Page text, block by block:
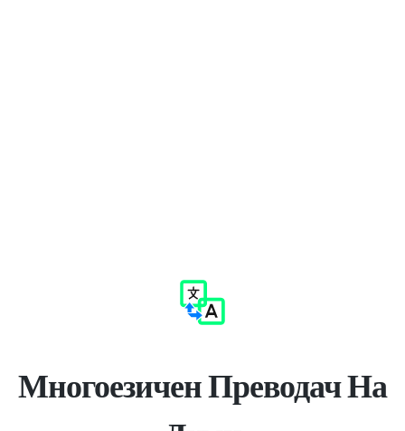
Многоезичен Преводач На